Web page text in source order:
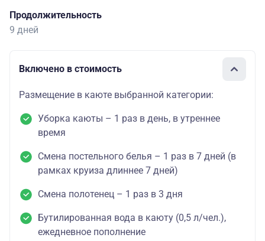
Продолжительность
9 дней
Включено в стоимость
Размещение в каюте выбранной категории:
Уборка каюты – 1 раз в день, в утреннее
время
Смена постельного белья – 1 раз в 7 дней (в
рамках круиза длиннее 7 дней)
Смена полотенец – 1 раз в 3 дня
Бутилированная вода в каюту (0,5 л/чел.),
ежедневное пополнение